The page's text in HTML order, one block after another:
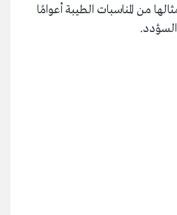
من المناسبات الطيبة أعوامًا